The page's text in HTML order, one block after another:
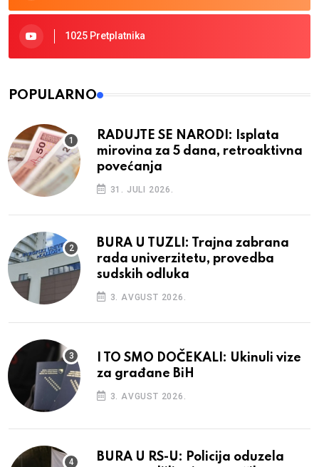
1025 Pretplatnika
POPULARNO
RADUJTE SE NARODI: Isplata
mirovina za 5 dana, retroaktivna
povećanja
31. JULI 2026.
BURA U TUZLI: Trajna zabrana
rada univerzitetu, provedba
sudskih odluka
3. AVGUST 2026.
I TO SMO DOČEKALI: Ukinuli vize
za građane BiH
3. AVGUST 2026.
BURA U RS-U: Policija oduzela